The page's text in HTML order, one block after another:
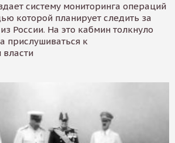
систему мониторинга операций
которой планирует следить за
России. На это кабмин толкнуло
прислушиваться к